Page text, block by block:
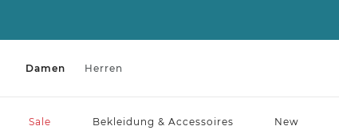
Damen Herren
Sale Bekleidung & Accessoires New